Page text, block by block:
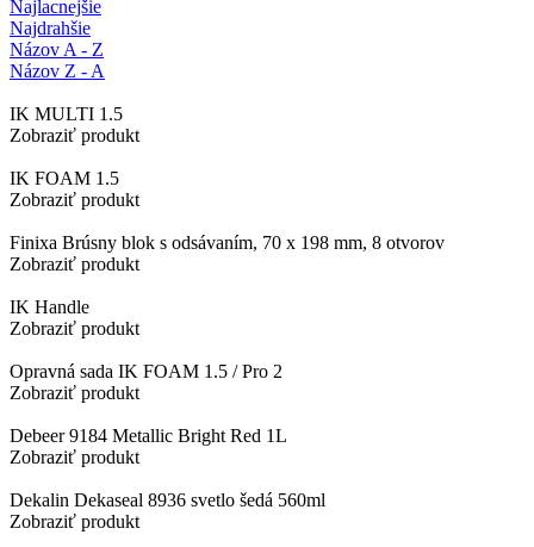
Najlacnejšie
Najdrahšie
Názov A - Z
Názov Z - A
IK MULTI 1.5
Zobraziť produkt
IK FOAM 1.5
Zobraziť produkt
Finixa Brúsny blok s odsávaním, 70 x 198 mm, 8 otvorov
Zobraziť produkt
IK Handle
Zobraziť produkt
Opravná sada IK FOAM 1.5 / Pro 2
Zobraziť produkt
Debeer 9184 Metallic Bright Red 1L
Zobraziť produkt
Dekalin Dekaseal 8936 svetlo šedá 560ml
Zobraziť produkt